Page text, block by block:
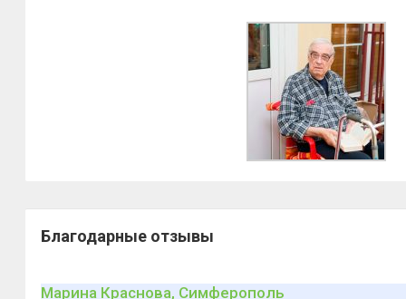
Благодарные отзывы
Марина Краснова, Симферополь